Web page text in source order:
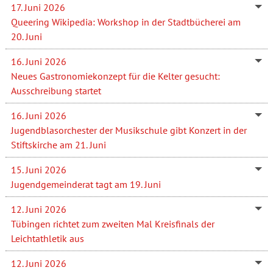
17. Juni 2026
Queering Wikipedia: Workshop in der Stadtbücherei am
20. Juni
16. Juni 2026
Neues Gastronomiekonzept für die Kelter gesucht:
Ausschreibung startet
16. Juni 2026
Jugendblasorchester der Musikschule gibt Konzert in der
Stiftskirche am 21. Juni
15. Juni 2026
Jugendgemeinderat tagt am 19. Juni
12. Juni 2026
Tübingen richtet zum zweiten Mal Kreisfinals der
Leichtathletik aus
12. Juni 2026